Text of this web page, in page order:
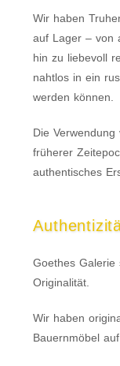
Wir haben
auf Lager – von
hin zu liebevoll
nahtlos in ein
werden können.
Die
früherer
authentisches
Goethes Galerie
Originalität.
Wir haben
Bauernmöbel